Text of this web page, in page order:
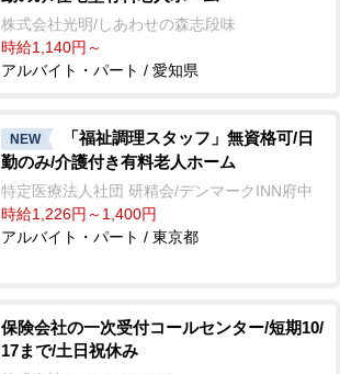
株式会社光明/しあわせの森志段味
時給1,140円～
アルバイト・パート / 愛知県
NEW
「福祉調理スタッフ」無資格可/日
勤のみ/介護付き有料老人ホーム
特定医療法人社団 研精会/デンマークINN府中
時給1,226円～1,400円
アルバイト・パート / 東京都
保険会社の一次受付コールセンター/短期10/
17まで/土日祝休み